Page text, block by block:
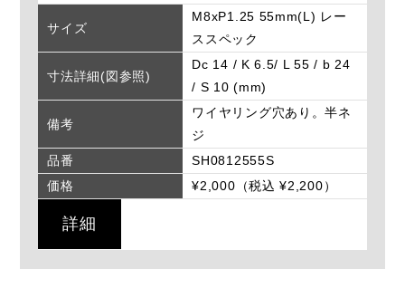
サイズ
M8xP1.25 55mm(L) レー
ススペック
寸法詳細(図参照)
Dc 14 / K 6.5/ L 55 / b 24
/ S 10 (mm)
備考
ワイヤリング穴あり。半ネ
ジ
品番
SH0812555S
価格
¥2,000（税込 ¥2,200）
詳細